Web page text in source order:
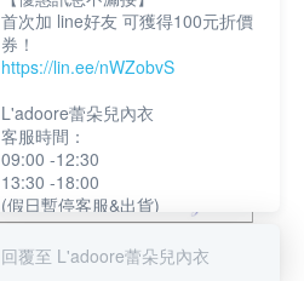
首次加 line好友 可獲得100元折價
券！
https://lin.ee/nWZobvS
L'adoore蕾朵兒內衣
客服時間：
09:00 -12:30
13:30 -18:00
(假日暫停客服&出貨)
回覆至 L'adoore蕾朵兒內衣